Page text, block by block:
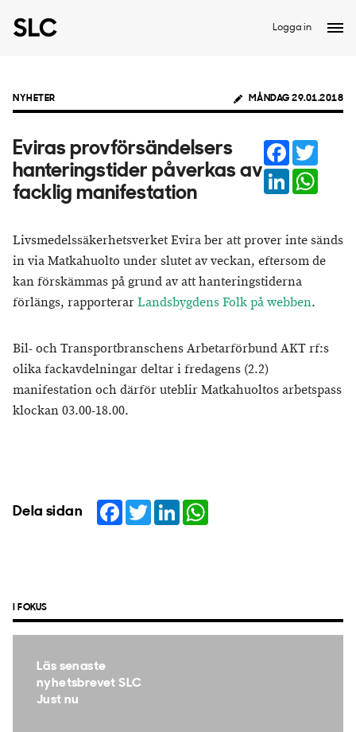
Logga in
NYHETER MÅNDAG 29.01.2018
Eviras provförsändelsers
hanteringstider påverkas av
facklig manifestation
Facebook
LinkedIn
Livsmedelssäkerhetsverket Evira ber att prover inte sänds
in via Matkahuolto under slutet av veckan, eftersom de
kan förskämmas på grund av att hanteringstiderna
förlängs, rapporterarLandsbygdens Folk på webben.
Bil- och Transportbranschens Arbetarförbund AKT rf:s
olika fackavdelningar deltar i fredagens (2.2)
manifestation och därför uteblir Matkahuoltos arbetspass
klockan 03.00-18.00.
Dela sidan Facebook
TwitterLinkedIn
I FOKUS
Läs senaste
nyhetsbrevet SLC
Just nu